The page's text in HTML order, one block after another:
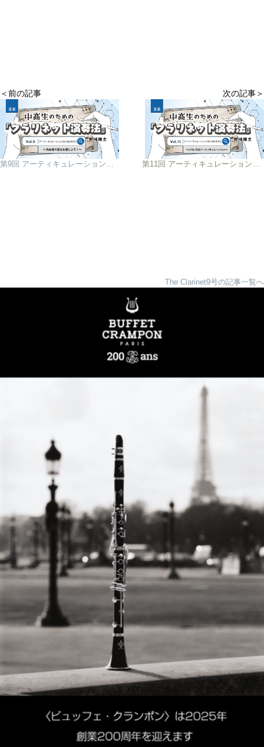
＜前の記事
第9回 アーティキュレーションのいろはその2 〜作曲者の意志を感じよう！〜
次の記事＞
第11回 アーティキュレーションのいろは その4 〜いろいろなアーティキュレーション〜
The Clarinet9号の記事一覧へ